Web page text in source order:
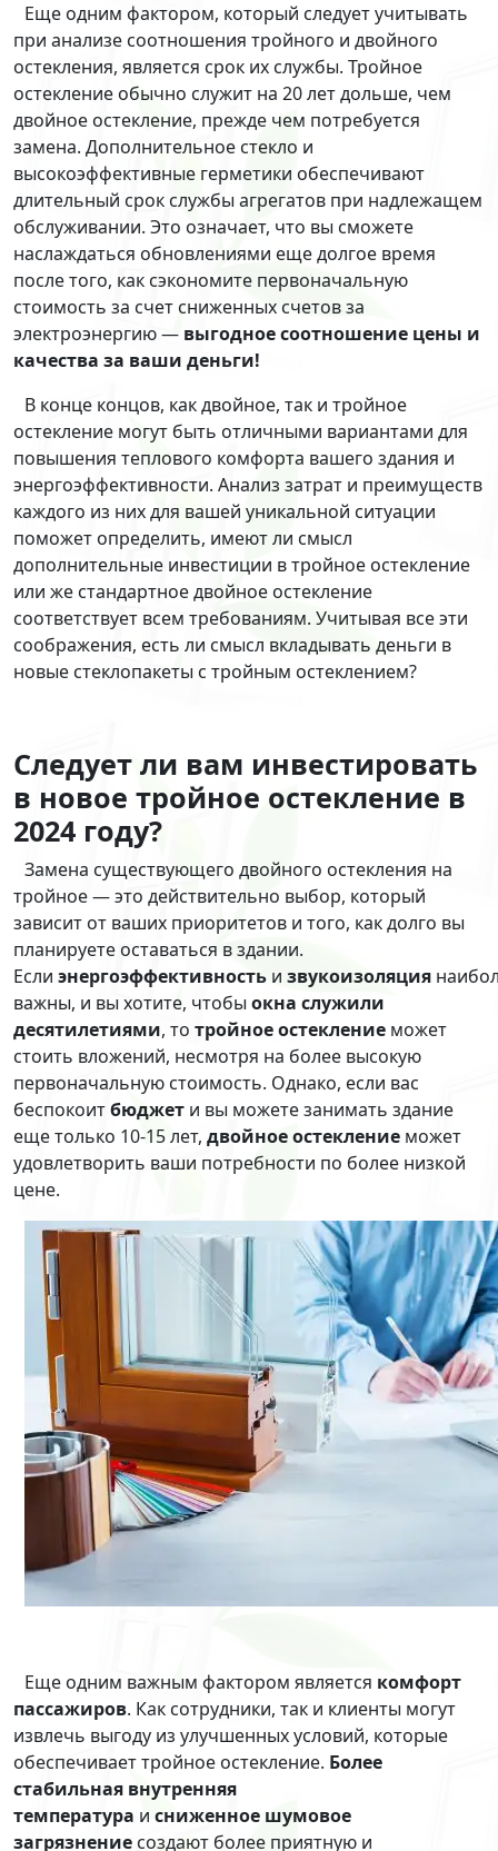
Еще одним фактором, который следует учитывать
при анализе соотношения тройного и двойного
остекления, является срок их службы. Тройное
остекление обычно служит на 20 лет дольше, чем
двойное остекление, прежде чем потребуется
замена. Дополнительное стекло и
высокоэффективные герметики обеспечивают
длительный срок службы агрегатов при надлежащем
обслуживании. Это означает, что вы сможете
наслаждаться обновлениями еще долгое время
после того, как сэкономите первоначальную
стоимость за счет сниженных счетов за
электроэнергию — выгодное соотношение цены и
качества за ваши деньги!
В конце концов, как двойное, так и тройное
остекление могут быть отличными вариантами для
повышения теплового комфорта вашего здания и
энергоэффективности. Анализ затрат и преимуществ
каждого из них для вашей уникальной ситуации
поможет определить, имеют ли смысл
дополнительные инвестиции в тройное остекление
или же стандартное двойное остекление
соответствует всем требованиям. Учитывая все эти
соображения, есть ли смысл вкладывать деньги в
новые стеклопакеты с тройным остеклением?
Следует ли вам инвестировать
в новое тройное остекление в
2024 году?
Замена существующего двойного остекления на
тройное — это действительно выбор, который
зависит от ваших приоритетов и того, как долго вы
планируете оставаться в здании.
Если энергоэффективность и звукоизоляция
важны, и вы хотите, чтобы окна служили
десятилетиями, то тройное остекление может
стоить вложений, несмотря на более высокую
первоначальную стоимость. Однако, если вас
беспокоитбюджет и вы можете занимать здание
еще только 10-15 лет, двойное остекление может
удовлетворить ваши потребности по более низкой
цене.
Еще одним важным фактором является комфорт
пассажиров. Как сотрудники, так и клиенты могут
извлечь выгоду из улучшенных условий, которые
обеспечивает тройное остекление. Более
стабильная внутренняя
температура и сниженное шумовое
загрязнение создают более приятную и